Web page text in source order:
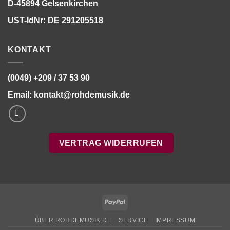
D-45894 Gelsenkirchen
UST-IdNr: DE 291205518
KONTAKT
(0049) +209 / 37 53 90
Email: kontakt@rohdemusik.de
VERTRAG WIDERRUFEN
PayPal
ÜBER ROHDEMUSIK.DE SERVICE IMPRESSUM